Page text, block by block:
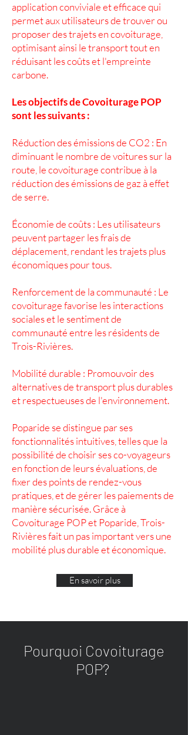
application conviviale et efficace qui
permet aux utilisateurs de trouver ou
proposer des trajets en covoiturage,
optimisant ainsi le transport tout en
réduisant les coûts et l'empreinte
carbone.
Les objectifs de Covoiturage POP
sont les suivants :
Réduction des émissions de CO2 : En
diminuant le nombre de voitures sur la
route, le covoiturage contribue à la
réduction des émissions de gaz à effet
de serre.
Économie de coûts : Les utilisateurs
peuvent partager les frais de
déplacement, rendant les trajets plus
économiques pour tous.
Renforcement de la communauté : Le
covoiturage favorise les interactions
sociales et le sentiment de
communauté entre les résidents de
Trois-Rivières.
Mobilité durable : Promouvoir des
alternatives de transport plus durables
et respectueuses de l'environnement.
Poparide se distingue par ses
fonctionnalités intuitives, telles que la
possibilité de choisir ses co-voyageurs
en fonction de leurs évaluations, de
fixer des points de rendez-vous
pratiques, et de gérer les paiements de
manière sécurisée. Grâce à
Covoiturage POP et Poparide, Trois-
Rivières fait un pas important vers une
mobilité plus durable et économique.
En savoir plus
Pourquoi Covoiturage
POP?